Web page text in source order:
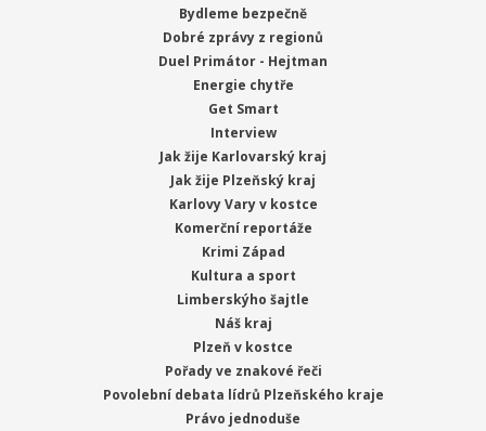
Bydleme bezpečně
Dobré zprávy z regionů
Duel Primátor - Hejtman
Energie chytře
Get Smart
Interview
Jak žije Karlovarský kraj
Jak žije Plzeňský kraj
Karlovy Vary v kostce
Komerční reportáže
Krimi Západ
Kultura a sport
Limberskýho šajtle
Náš kraj
Plzeň v kostce
Pořady ve znakové řeči
Povolební debata lídrů Plzeňského kraje
Právo jednoduše